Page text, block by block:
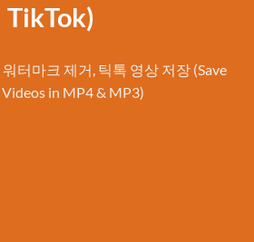
TikTok)
터마크 제거, 틱톡 영상 저장 (Save
Videos in MP4 & MP3)